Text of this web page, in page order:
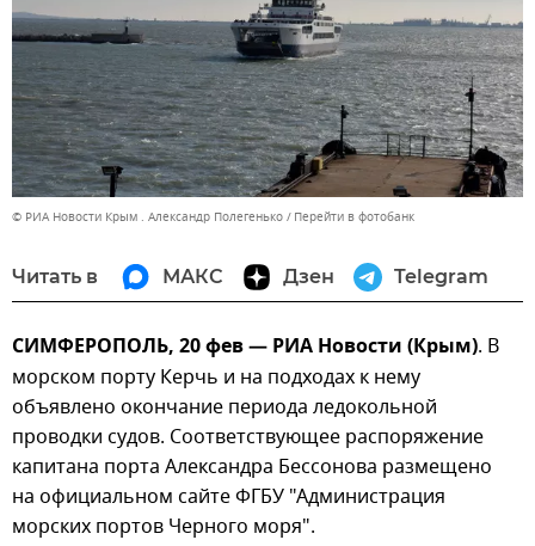
© РИА Новости Крым . Александр Полегенько Перейти в фотобанк
Читать в МАКС Дзен Telegram
СИМФЕРОПОЛЬ, 20 фев — РИА Новости (Крым). В
морском порту Керчь и на подходах к нему
объявлено окончание периода ледокольной
проводки судов. Соответствующее распоряжение
капитана порта Александра Бессонова размещено
на официальном сайте ФГБУ "Администрация
морских портов Черного моря".